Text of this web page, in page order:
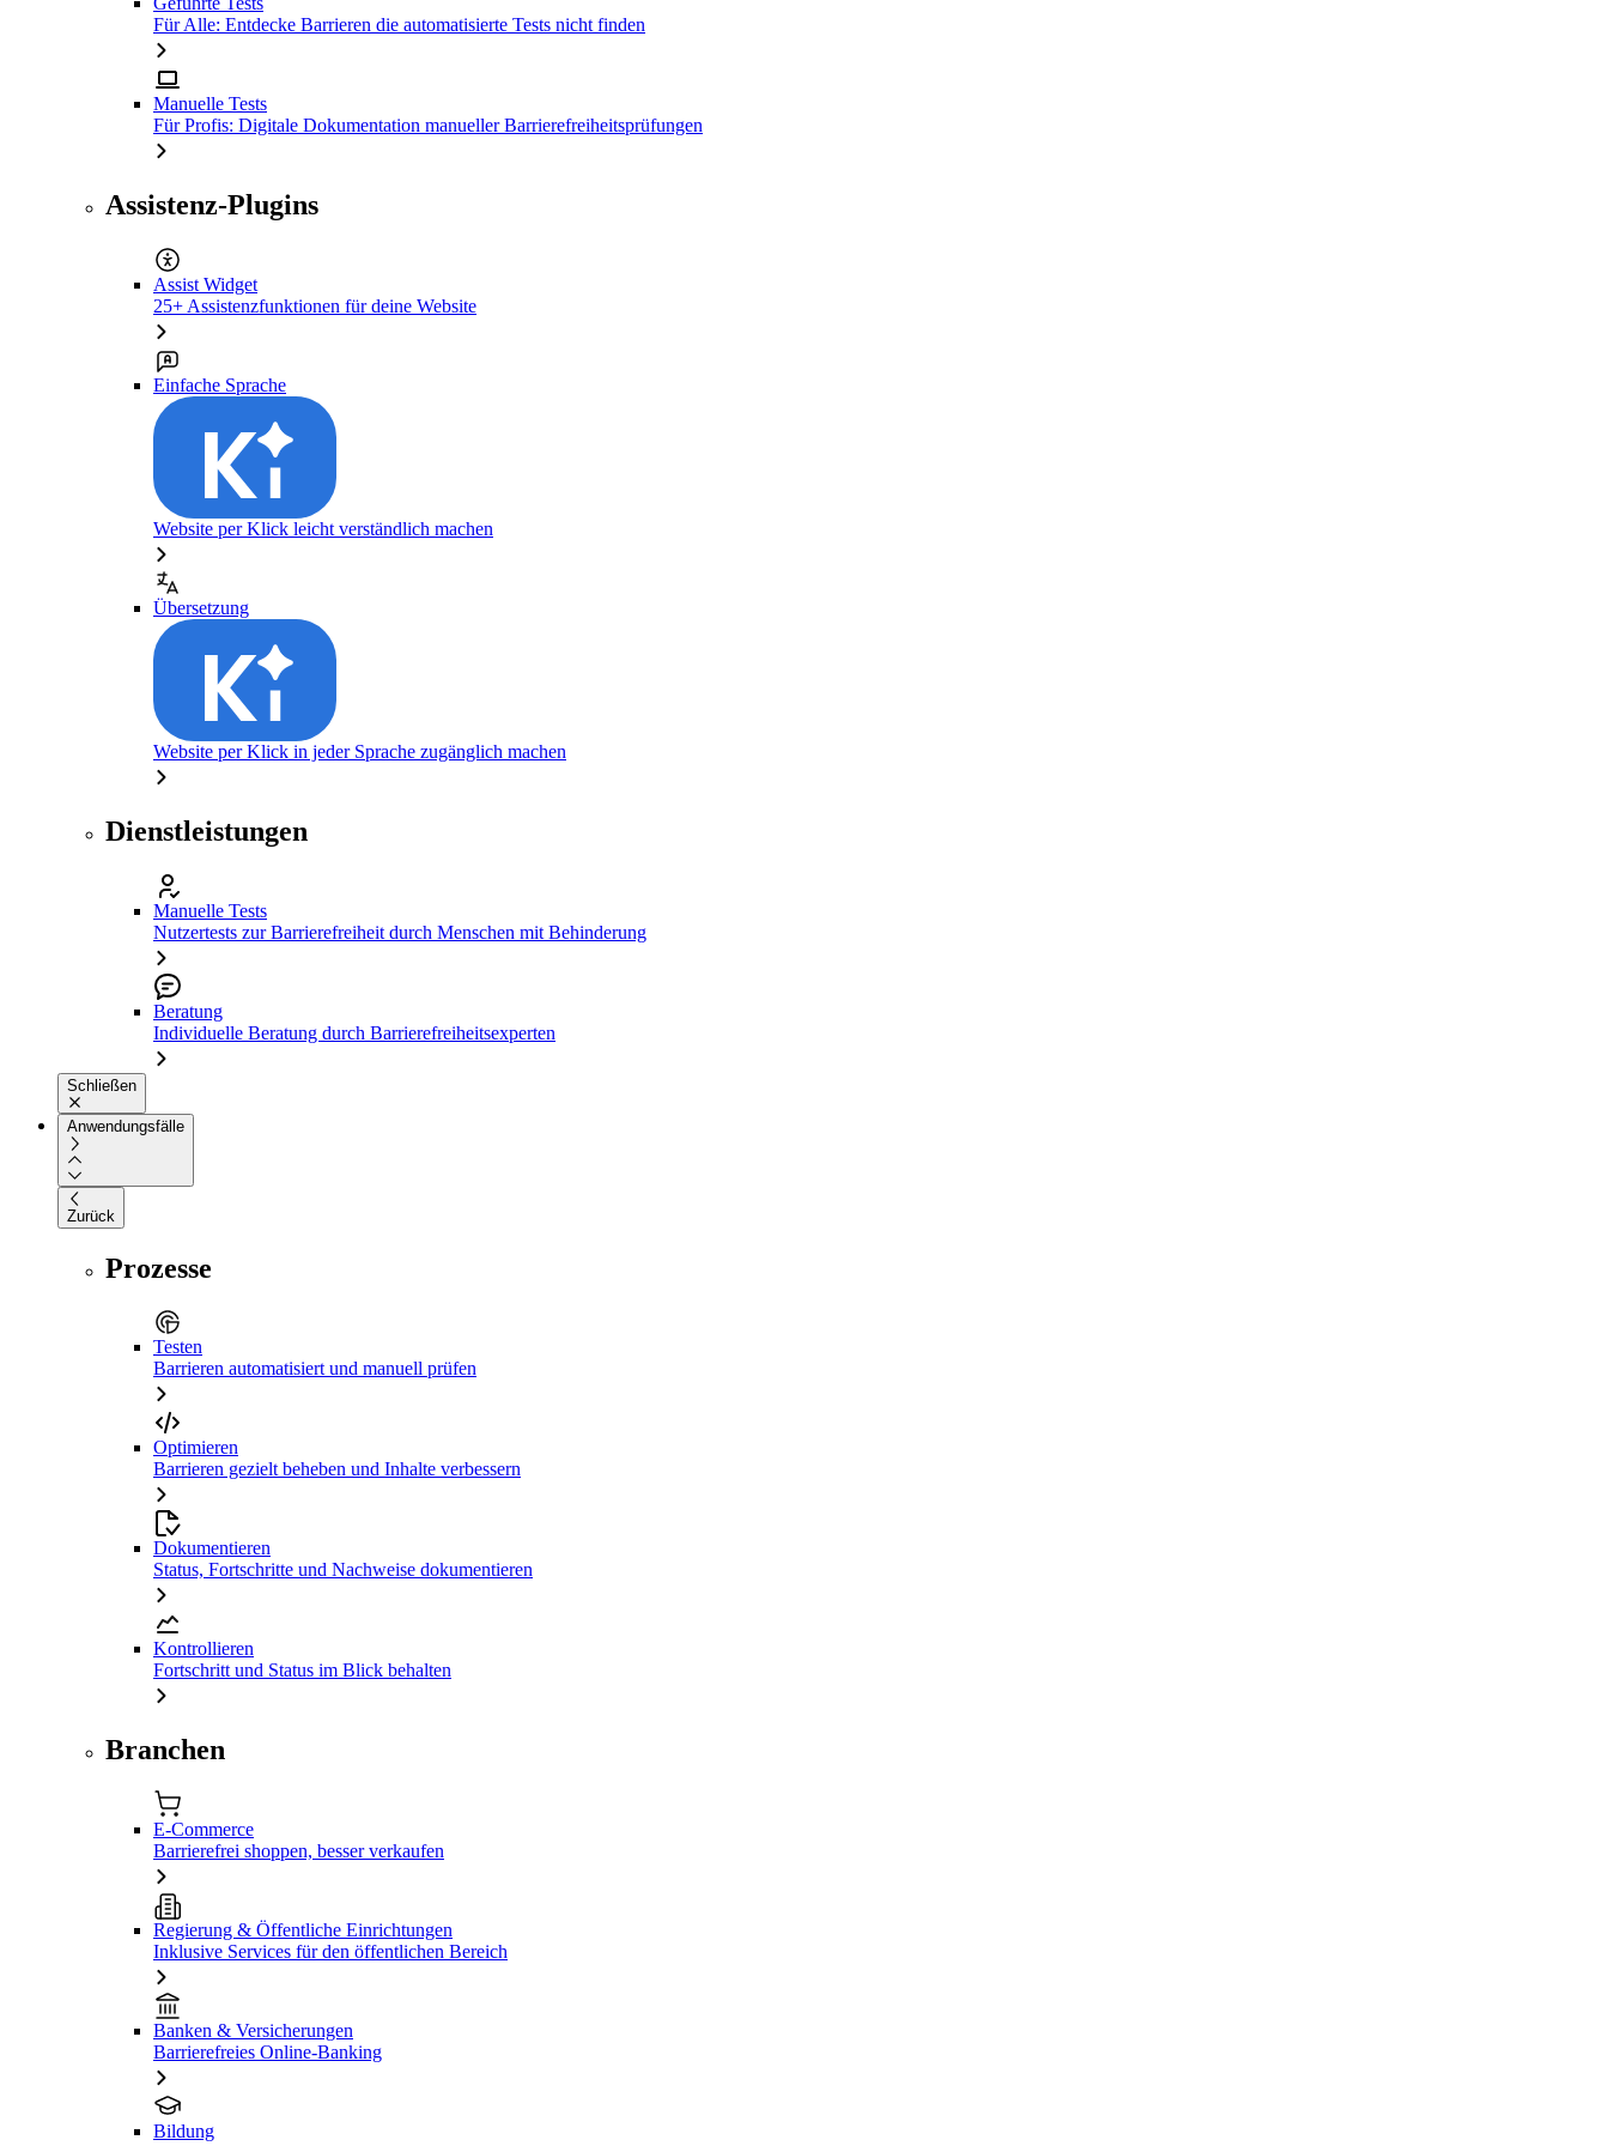
Für Alle: Entdecke Barrieren die automatisierte Tests nicht finden
Manuelle Tests
Für Profis: Digitale Dokumentation manueller Barrierefreiheitsprüfungen
Assistenz-Plugins
Assist Widget
25+ Assistenzfunktionen für deine Website
Einfache Sprache
Website per Klick leicht verständlich machen
Übersetzung
Website per Klick in jeder Sprache zugänglich machen
Dienstleistungen
Manuelle Tests
Nutzertests zur Barrierefreiheit durch Menschen mit Behinderung
Beratung
Individuelle Beratung durch Barrierefreiheitsexperten
Schließen
Anwendungsfälle
Zurück
Prozesse
Testen
Barrieren automatisiert und manuell prüfen
Optimieren
Barrieren gezielt beheben und Inhalte verbessern
Dokumentieren
Status, Fortschritte und Nachweise dokumentieren
Kontrollieren
Fortschritt und Status im Blick behalten
Branchen
E-Commerce
Barrierefrei shoppen, besser verkaufen
Regierung & Öffentliche Einrichtungen
Inklusive Services für den öffentlichen Bereich
Banken & Versicherungen
Barrierefreies Online-Banking
Bildung